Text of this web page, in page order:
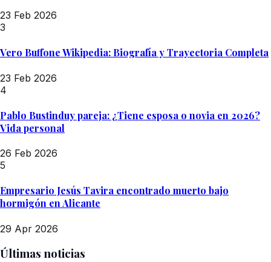
23 Feb 2026
3
Vero Buffone Wikipedia: Biografía y Trayectoria Completa
23 Feb 2026
4
Pablo Bustinduy pareja: ¿Tiene esposa o novia en 2026?
Vida personal
26 Feb 2026
5
Empresario Jesús Tavira encontrado muerto bajo
hormigón en Alicante
29 Apr 2026
Últimas noticias